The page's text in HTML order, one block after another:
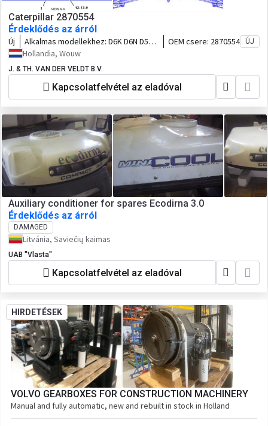
Caterpillar 2870554
Érdeklődés az árról
Új Alkalmas modellekhez: D6K D6N D5R
PL61 953D 973D 953K 963K 973K
OEM csere: 2870554 ÚJ
Hollandia, Wouw
J. & TH. VAN DER VELDT B.V.
Kapcsolatfelvétel az eladóval
Auxiliary conditioner for spares Ecodirna 3.0
Érdeklődés az árról
DAMAGED
Litvánia, Saviečių kaimas
UAB "Vlasta"
Kapcsolatfelvétel az eladóval
HIRDETÉSEK
VOLVO GEARBOXES FOR CONSTRUCTION MACHINERY
Manual and fully automatic, new and rebuilt in stock in Holland